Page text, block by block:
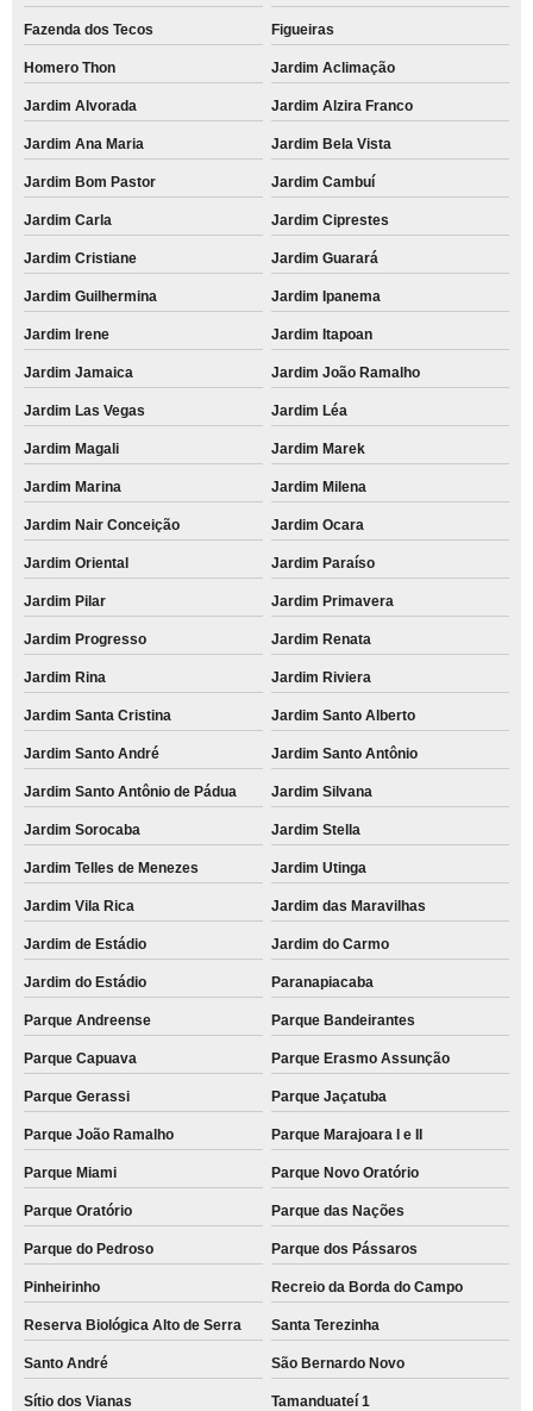
Fazenda dos Tecos Figueiras
Homero Thon Jardim Aclimação
Jardim Alvorada Jardim Alzira Franco
Jardim Ana Maria Jardim Bela Vista
Jardim Bom Pastor Jardim Cambuí
Jardim Carla Jardim Ciprestes
Jardim Cristiane Jardim Guarará
Jardim Guilhermina Jardim Ipanema
Jardim Irene Jardim Itapoan
Jardim Jamaica Jardim João Ramalho
Jardim Las Vegas Jardim Léa
Jardim Magali Jardim Marek
Jardim Marina Jardim Milena
Jardim Nair Conceição Jardim Ocara
Jardim Oriental Jardim Paraíso
Jardim Pilar Jardim Primavera
Jardim Progresso Jardim Renata
Jardim Rina Jardim Riviera
Jardim Santa Cristina Jardim Santo Alberto
Jardim Santo André Jardim Santo Antônio
Jardim Santo Antônio de Pádua Jardim Silvana
Jardim Sorocaba Jardim Stella
Jardim Telles de Menezes Jardim Utinga
Jardim Vila Rica Jardim das Maravilhas
Jardim de Estádio Jardim do Carmo
Jardim do Estádio Paranapiacaba
Parque Andreense Parque Bandeirantes
Parque Capuava Parque Erasmo Assunção
Parque Gerassi Parque Jaçatuba
Parque João Ramalho Parque Marajoara I e II
Parque Miami Parque Novo Oratório
Parque Oratório Parque das Nações
Parque do Pedroso Parque dos Pássaros
Pinheirinho Recreio da Borda do Campo
Reserva Biológica Alto de Serra Santa Terezinha
Santo André São Bernardo Novo
Sítio dos Vianas Tamanduateí 1